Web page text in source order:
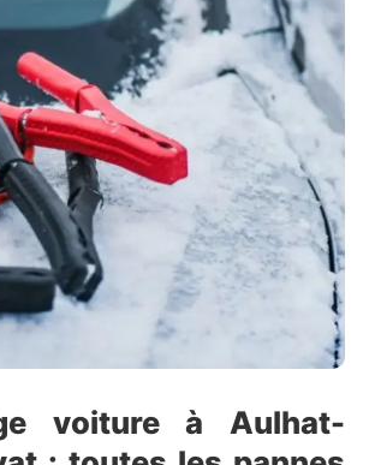
voiture à Aulhat-